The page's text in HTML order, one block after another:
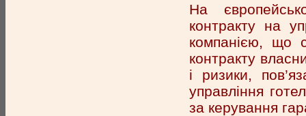
На
контракту на
компанією, що
контракту
і ризики,
управління
за керування